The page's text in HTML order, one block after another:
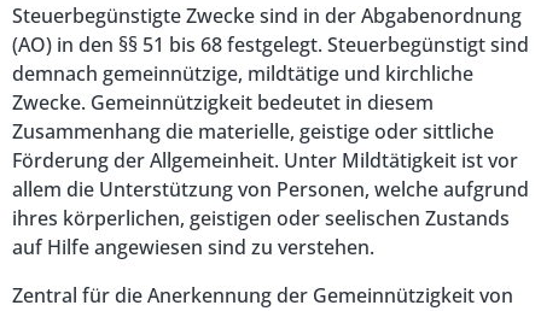
Steuerbegünstigte Zwecke sind in der Abgabenordnung
(AO) in den §§ 51 bis 68 festgelegt. Steuerbegünstigt sind
demnach gemeinnützige, mildtätige und kirchliche
Zwecke. Gemeinnützigkeit bedeutet in diesem
Zusammenhang die materielle, geistige oder sittliche
Förderung der Allgemeinheit. Unter Mildtätigkeit ist vor
allem die Unterstützung von Personen, welche aufgrund
ihres körperlichen, geistigen oder seelischen Zustands
auf Hilfe angewiesen sind zu verstehen.
Zentral für die Anerkennung der Gemeinnützigkeit von